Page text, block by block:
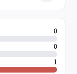
0
0
1